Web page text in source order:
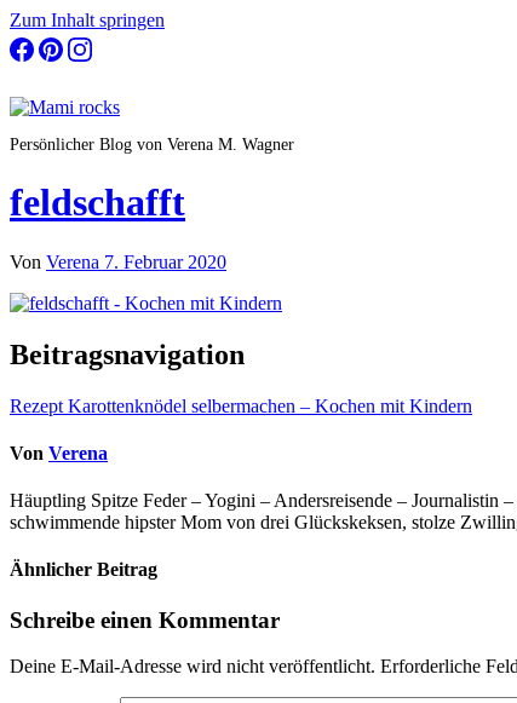
Zum Inhalt springen
Persönlicher Blog von Verena M. Wagner
feldschafft
Von Verena 7. Februar 2020
Beitragsnavigation
Rezept Karottenknödel selbermachen – Kochen mit Kindern
Von Verena
Häuptling Spitze Feder – Yogini – Andersreisende – Journalistin
schwimmende hipster Mom von drei Glückskeksen, stolze
Ähnlicher Beitrag
Schreibe einen Kommentar
Deine E-Mail-Adresse wird nicht veröffentlicht. Erforderliche